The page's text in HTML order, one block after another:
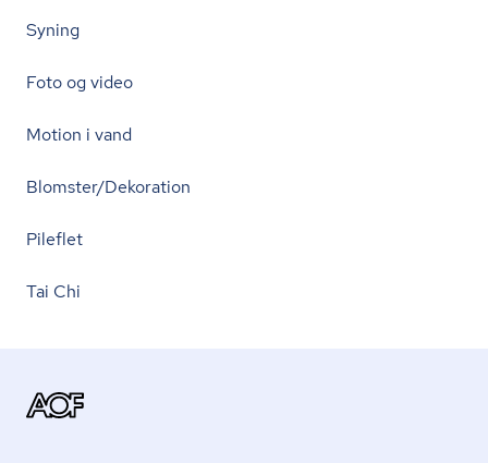
Syning
Foto og video
Motion i vand
Blomster/Dekoration
Pileflet
Tai Chi